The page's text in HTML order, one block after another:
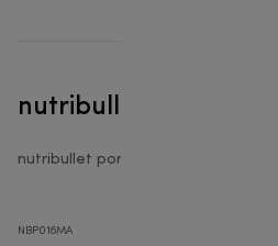
nutribullet® FLIP -
nutribullet portable
NBP016MA